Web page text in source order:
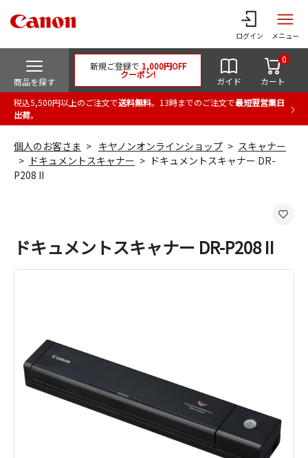
ログイン メニュー
商品を探す
新規ご登録で 1,000円OFF
クーポン!
ガイド カート
0
税込5,500円以上のご注文で送料無料。13時までのご注文で最短翌営業日
出荷。
個人のお客さま キヤノンオンラインショップ
スキャナー
ドキュメントスキャナー
ドキュメントスキャナー DR-
P208 II
ドキュメントスキャナー DR-P208 II